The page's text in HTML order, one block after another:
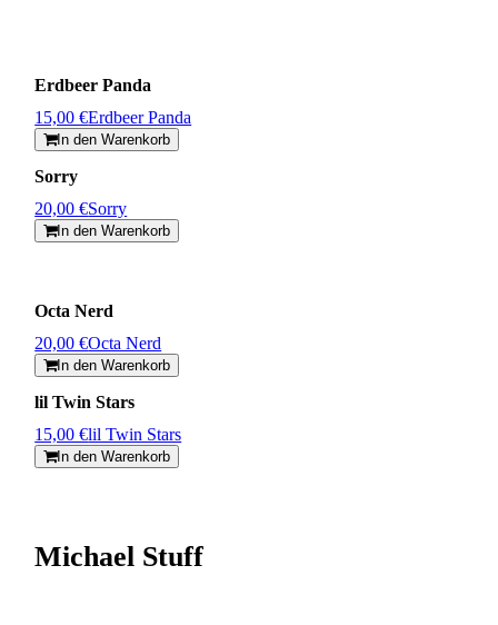
Erdbeer Panda
15,00 €Erdbeer Panda
In den Warenkorb
Sorry
20,00 €Sorry
In den Warenkorb
Octa Nerd
20,00 €Octa Nerd
In den Warenkorb
lil Twin Stars
15,00 €lil Twin Stars
In den Warenkorb
Michael Stuff